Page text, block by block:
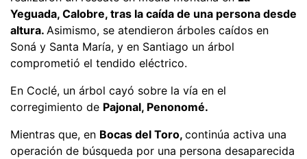
Yeguada, Calobre, tras la caída de una persona desde
altura. Asimismo, se atendieron árboles caídos en
Soná y Santa María, y en Santiago un árbol
comprometió el tendido eléctrico.
En Coclé, un árbol cayó sobre la vía en el
corregimiento de Pajonal, Penonomé.
Mientras que, en Bocas del Toro, continúa activa una
operación de búsqueda por una persona desaparecida